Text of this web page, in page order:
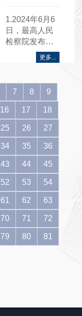
1.2024年6月6
日，最高人民
检察院发布检
察机关依法惩
治第三方环保
作假犯罪典型
案例......
更多...
7 8 9
16 17 18
25 26 27
34 35 36
43 44 45
52 53 54
61 62 63
70 71 72
79 80 81